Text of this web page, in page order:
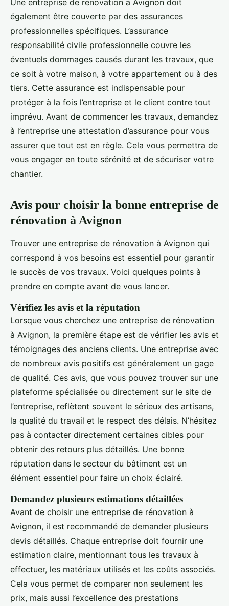
Une entreprise de rénovation à Avignon doit
également être couverte par des assurances
professionnelles spécifiques. L’assurance
responsabilité civile professionnelle couvre les
éventuels dommages causés durant les travaux, que
ce soit à votre maison, à votre appartement ou à des
tiers. Cette assurance est indispensable pour
protéger à la fois l’entreprise et le client contre tout
imprévu. Avant de commencer les travaux, demandez
à l’entreprise une attestation d’assurance pour vous
assurer que tout est en règle. Cela vous permettra de
vous engager en toute sérénité et de sécuriser votre
chantier.
Avis pour choisir la bonne entreprise de
rénovation à Avignon
Trouver une entreprise de rénovation à Avignon qui
correspond à vos besoins est essentiel pour garantir
le succès de vos travaux. Voici quelques points à
prendre en compte avant de vous lancer.
Vérifiez les avis et la réputation
Lorsque vous cherchez une entreprise de rénovation
à Avignon, la première étape est de vérifier les avis et
témoignages des anciens clients. Une entreprise avec
de nombreux avis positifs est généralement un gage
de qualité. Ces avis, que vous pouvez trouver sur une
plateforme spécialisée ou directement sur le site de
l’entreprise, reflètent souvent le sérieux des artisans,
la qualité du travail et le respect des délais. N’hésitez
pas à contacter directement certaines cibles pour
obtenir des retours plus détaillés. Une bonne
réputation dans le secteur du bâtiment est un
élément essentiel pour faire un choix éclairé.
Demandez plusieurs estimations détaillées
Avant de choisir une entreprise de rénovation à
Avignon, il est recommandé de demander plusieurs
devis détaillés. Chaque entreprise doit fournir une
estimation claire, mentionnant tous les travaux à
effectuer, les matériaux utilisés et les coûts associés.
Cela vous permet de comparer non seulement les
prix, mais aussi l’excellence des prestations